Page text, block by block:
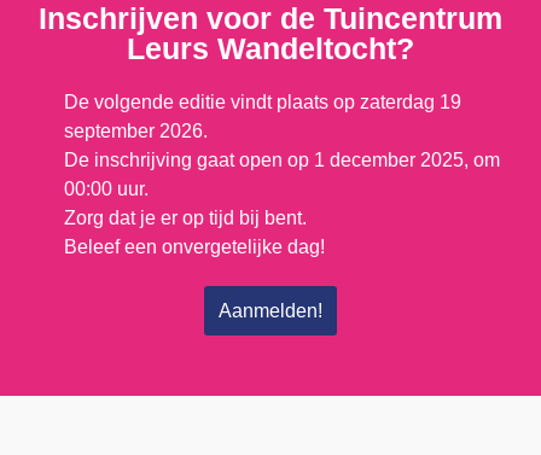
Inschrijven voor de Tuincentrum
Leurs Wandeltocht?
De volgende editie vindt plaats op zaterdag 19
september 2026.
De inschrijving gaat open op 1 december 2025, om
00:00 uur.
Zorg dat je er op tijd bij bent.
Beleef een onvergetelijke dag!
Aanmelden!